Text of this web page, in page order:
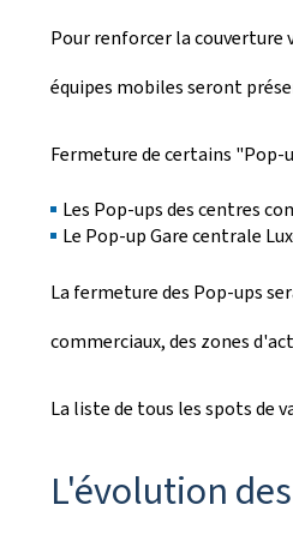
Pour renforcer la couverture
équipes mobiles seront
Fermeture de certains "Pop-
Les Pop-ups des centres
Le Pop-up Gare centrale
La fermeture des Pop-ups
commerciaux, des zones
La liste de tous les spots de
L'évolution